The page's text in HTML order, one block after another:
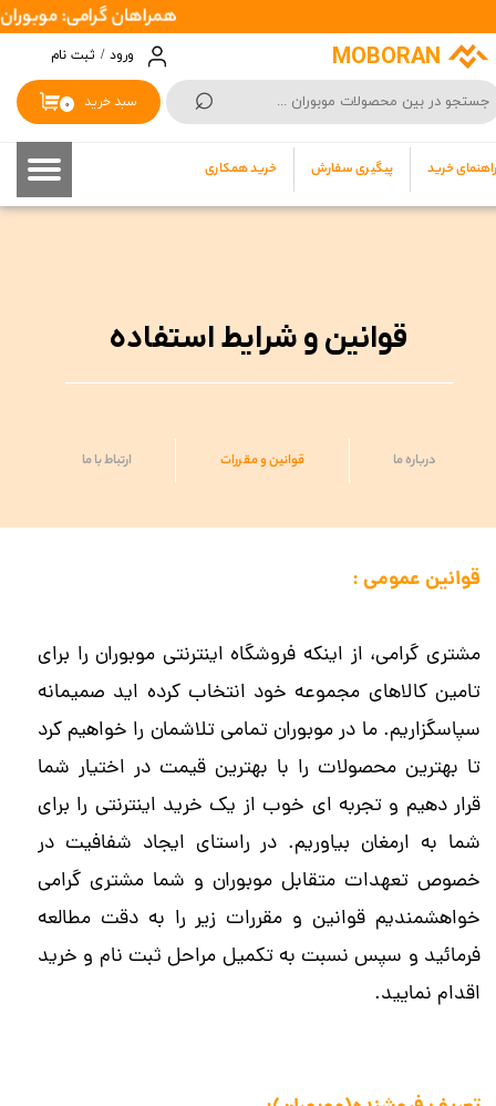
MOBORAN
⌕ ۰ سبد خرید
راهنمای خرید پیگیری سفارش خرید همکاری
ورود / ثبت نام
حساب کاربری من
تغییر گذر واژه
خروج از حساب کاربری
همراهان گرامی: موبوران سفارشات شما را در اسرع وقت ( 1 تا 2 روز
قوانین و شرایط استفاده
درباره ما قوانین و مقررات ارتباط با ما
قوانین عمومی :
مشتری گرامی، از اینکه فروشگاه اینترنتی موبوران را برای
تامین کالاهای مجموعه خود انتخاب کرده اید صمیمانه
سپاسگزاریم. ما در موبوران تمامی تلاشمان را خواهیم کرد
تا بهترین محصولات را با بهترین قیمت در اختیار شما
قرار دهیم و تجربه ای خوب از یک خرید اینترنتی را برای
شما به ارمغان بیاوریم. در راستای ایجاد شفافیت در
خصوص تعهدات متقابل موبوران و شما مشتری گرامی
خواهشمندیم قوانین و مقررات زیر را به دقت مطالعه
فرمائید و سپس نسبت به تکمیل مراحل ثبت نام و خرید
اقدام نمایید.